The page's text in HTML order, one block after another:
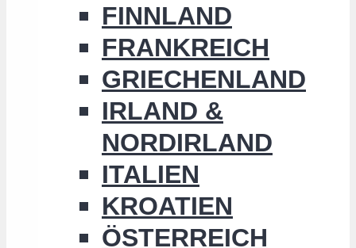
FINNLAND
FRANKREICH
GRIECHENLAND
IRLAND &
NORDIRLAND
ITALIEN
KROATIEN
ÖSTERREICH